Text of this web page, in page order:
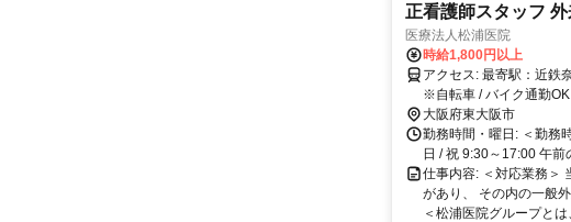
正看護師スタッフ 外
医療法人松浦医院
時給1,800円以上
アクセス: 最寄駅：近鉄奈良線 「瓢箪山駅」より徒歩8分 「枚岡駅」より徒歩10分
※自転車 / バイク通勤
大阪府東大阪市
勤務時間・曜日: ＜勤務
日 / 祝 9:30～17:00 午
仕事内容: ＜対応業務＞
があり、 その内の一般
＜松浦医院グループと